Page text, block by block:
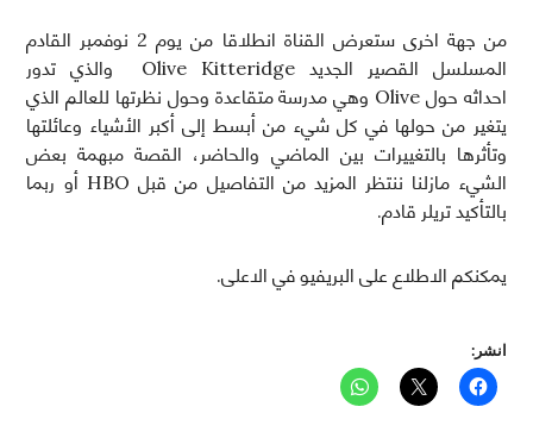
من جهة اخرى ستعرض القناة انطلاقا من يوم 2 نوفمبر القادم
المسلسل القصير الجديد Olive Kitteridge والذي تدور
احداثه حول Olive وهي مدرسة متقاعدة وحول نظرتها للعالم الذي
يتغير من حولها في كل شيء من أبسط إلى أكبر الأشياء وعائلتها
وتأثرها بالتغييرات بين الماضي والحاضر، القصة مبهمة بعض
الشيء مازلنا ننتظر المزيد من التفاصيل من قبل HBO أو ربما
بالتأكيد تريلر قادم.
يمكنكم الاطلاع على البريفيو في الاعلى.
انشر: